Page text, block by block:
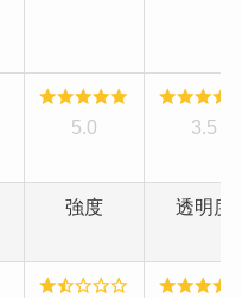
5.0 3.5
強度 透明度